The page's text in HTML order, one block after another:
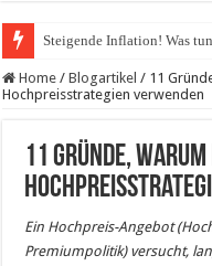
Steigende Inflation! Was
VPS-Hosting für
Home / Blogartikel / 11
Hochpreisstrategien verwenden
11 Gründe,
Ein Hochpreis-Angebot
Premiumpolitik) versucht,